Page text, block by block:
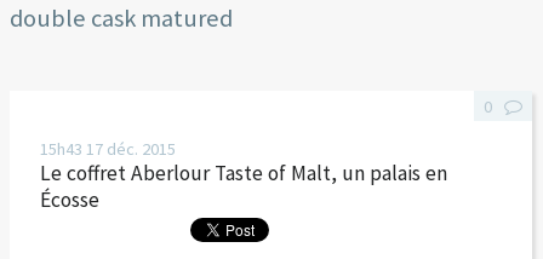
double cask matured
15h43 17 déc. 2015
Le coffret Aberlour Taste of Malt, un palais en
Écosse
0